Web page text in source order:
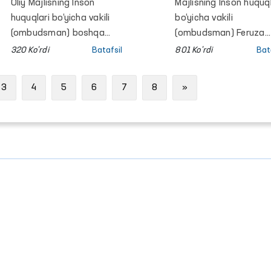
tarqatilmoqda
Oliy Majlisning Inson
huquqlari bo‘yicha vakili
(ombudsman) boshqa
tashkilot bilan
320 Ko'rdi Batafsil
qilmoqda?
Majlisning Inson
bo‘yicha vakili
(ombudsman) Feruza
Eshmatovaning
801 Ko'rdi
3 4 5 6 7 8 »